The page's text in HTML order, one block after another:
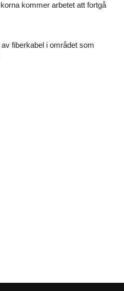
kommer arbetet att fortgå
fiberkabel i området som